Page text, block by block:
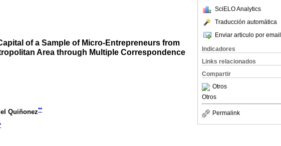
SciELO Analytics
Traducción automática
Enviar articulo por email
Indicadores
Links relacionados
Compartir
Otros
Otros
Permalink
of a Sample of Micro-Entrepreneurs from
Area through Multiple Correspondence
Quiñonez**